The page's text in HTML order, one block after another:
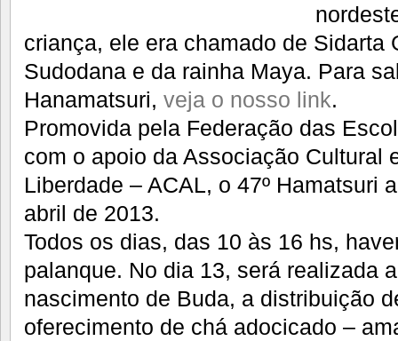
criança, ele era chamado de Sidarta
Sudodana e da rainha Maya. Para
Hanamatsuri, veja o nosso link.
Promovida pela Federação das
com o apoio da Associação Cultural
Liberdade – ACAL, o 47º Hamatsuri
abril de 2013.
Todos os dias, das 10 às 16 hs,
palanque. No dia 13, será realizada
nascimento de Buda, a distribuição
oferecimento de chá adocicado –